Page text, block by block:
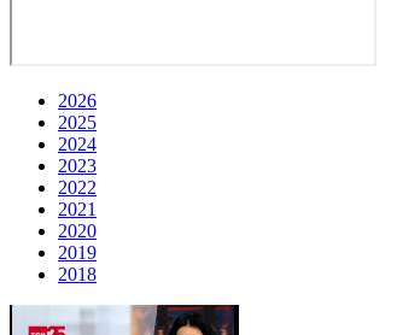
2026
2025
2024
2023
2022
2021
2020
2019
2018